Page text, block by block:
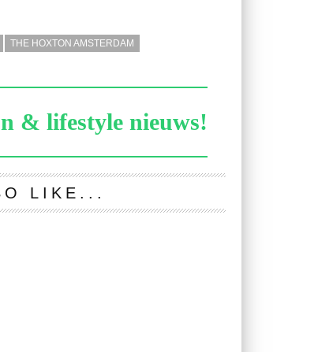
THE HOXTON AMSTERDAM
& lifestyle nieuws!
LIKE...